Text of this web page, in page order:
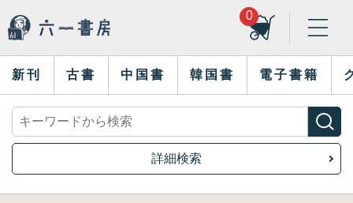
0
新刊 古書 中国書 韓国書 電子書籍
詳細検索